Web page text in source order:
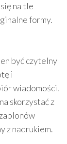
na tle
formy.
być czytelny
i
wiadomości.
skorzystać z
z nadrukiem.